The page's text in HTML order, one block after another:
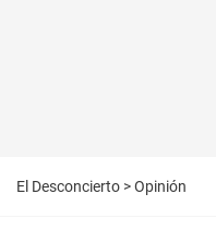
El Desconcierto >Opinión